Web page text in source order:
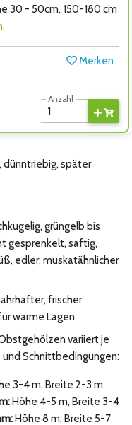
30 - 50cm, 150-180 cm
Merken
Anzahl
dünntriebig, später
grüngelb bis
gesprenkelt, saftig,
edler, muskatähnlicher
frischer
warme Lagen
variiert je
und Schnittbedingungen:
3-4 m, Breite 2-3 m
Höhe 4-5 m, Breite 3-4
Höhe 8 m, Breite 5-7